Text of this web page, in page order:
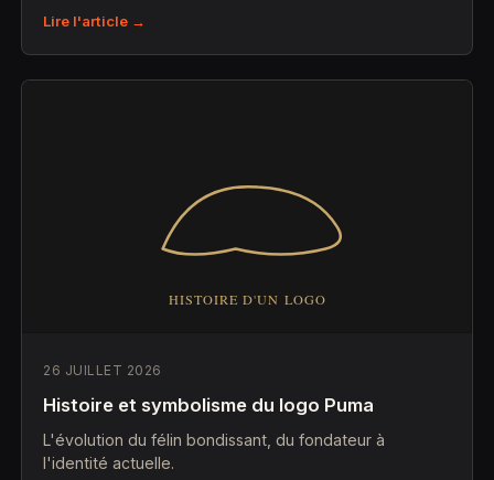
Lire l'article →
26 JUILLET 2026
Histoire et symbolisme du logo Puma
L'évolution du félin bondissant, du fondateur à
l'identité actuelle.